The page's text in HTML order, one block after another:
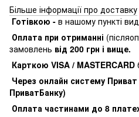
Більше інформації про доставку
Готівкою - в нашому пункті
Оплата при отриманні
замовлень від 200 грн і вище.
Карткою VISA / MASTERCARD
Через онлайн систему
ПриватБанку)
Оплата частинами до 8